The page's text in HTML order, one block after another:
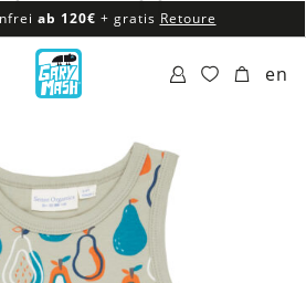
ab 120€ + gratis Retoure
& fair produziertes Sortiment
ab 120€
en